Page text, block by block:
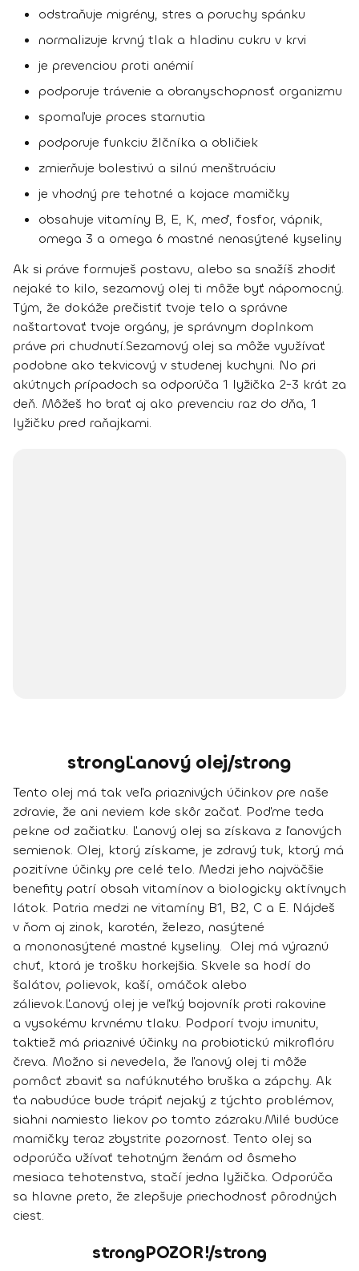
odstraňuje migrény, stres a poruchy spánku
normalizuje krvný tlak a hladinu cukru v krvi
je prevenciou proti anémií
podporuje trávenie a obranyschopnosť organizmu
spomaľuje proces starnutia
podporuje funkciu žlčníka a obličiek
zmierňuje bolestivú a silnú menštruáciu
je vhodný pre tehotné a kojace mamičky
obsahuje vitamíny B, E, K, meď, fosfor, vápnik,
omega 3 a omega 6 mastné nenasýtené kyseliny
Ak si práve formuješ postavu, alebo sa snažíš zhodiť
nejaké to kilo, sezamový olej ti môže byť nápomocný.
Tým, že dokáže prečistiť tvoje telo a správne
naštartovať tvoje orgány, je správnym doplnkom
práve pri chudnutí.Sezamový olej sa môže využívať
podobne ako tekvicový v studenej kuchyni. No pri
akútnych prípadoch sa odporúča 1 lyžička 2-3 krát za
deň. Môžeš ho brať aj ako prevenciu raz do dňa, 1
lyžičku pred raňajkami.
strongĽanový olej/strong
Tento olej má tak veľa priaznivých účinkov pre naše
zdravie, že ani neviem kde skôr začať. Poďme teda
pekne od začiatku. Ľanový olej sa získava z ľanových
semienok. Olej, ktorý získame, je zdravý tuk, ktorý má
pozitívne účinky pre celé telo. Medzi jeho najväčšie
benefity patrí obsah vitamínov a biologicky aktívnych
látok. Patria medzi ne vitamíny B1, B2, C a E. Nájdeš
v ňom aj zinok, karotén, železo, nasýtené
a mononasýtené mastné kyseliny. Olej má výraznú
chuť, ktorá je trošku horkejšia. Skvele sa hodí do
šalátov, polievok, kaší, omáčok alebo
zálievok.Ľanový olej je veľký bojovník proti rakovine
a vysokému krvnému tlaku. Podporí tvoju imunitu,
taktiež má priaznivé účinky na probiotickú mikroflóru
čreva. Možno si nevedela, že ľanový olej ti môže
pomôcť zbaviť sa nafúknutého bruška a zápchy. Ak
ťa nabudúce bude trápiť nejaký z týchto problémov,
siahni namiesto liekov po tomto zázraku.Milé budúce
mamičky teraz zbystrite pozornosť. Tento olej sa
odporúča užívať tehotným ženám od ôsmeho
mesiaca tehotenstva, stačí jedna lyžička. Odporúča
sa hlavne preto, že zlepšuje priechodnosť pôrodných
ciest.
strongPOZOR!/strong